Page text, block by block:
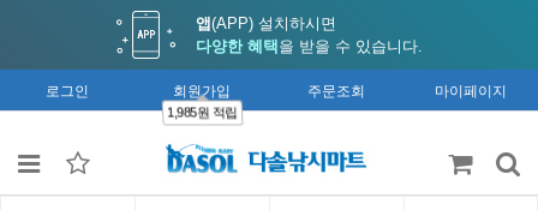
앱(APP) 설치하시면
다양한 혜택 을 받을 수 있습니다.
로그인 회원가입
1,985원 적립
주문조회 마이페이지